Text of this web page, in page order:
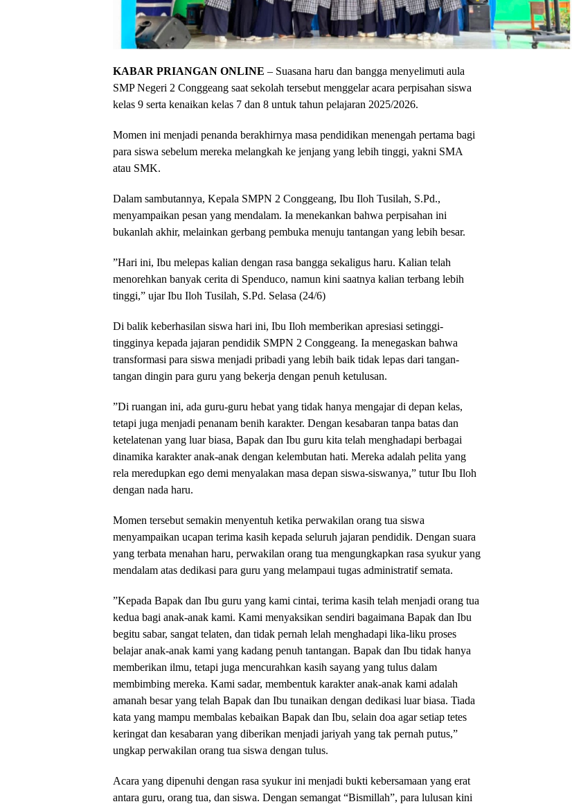
KABAR PRIANGAN ONLINE – Suasana haru dan bangga menyelimuti aula
SMP Negeri 2 Conggeang saat sekolah tersebut menggelar acara perpisahan siswa
kelas 9 serta kenaikan kelas 7 dan 8 untuk tahun pelajaran 2025/2026.
Momen ini menjadi penanda berakhirnya masa pendidikan menengah pertama bagi
para siswa sebelum mereka melangkah ke jenjang yang lebih tinggi, yakni SMA
atau SMK.
​Dalam sambutannya, Kepala SMPN 2 Conggeang, Ibu Iloh Tusilah, S.Pd.,
menyampaikan pesan yang mendalam. Ia menekankan bahwa perpisahan ini
bukanlah akhir, melainkan gerbang pembuka menuju tantangan yang lebih besar.
​”Hari ini, Ibu melepas kalian dengan rasa bangga sekaligus haru. Kalian telah
menorehkan banyak cerita di Spenduco, namun kini saatnya kalian terbang lebih
tinggi,” ujar Ibu Iloh Tusilah, S.Pd. Selasa (24/6)
​Di balik keberhasilan siswa hari ini, Ibu Iloh memberikan apresiasi setinggi-
tingginya kepada jajaran pendidik SMPN 2 Conggeang. Ia menegaskan bahwa
transformasi para siswa menjadi pribadi yang lebih baik tidak lepas dari tangan-
tangan dingin para guru yang bekerja dengan penuh ketulusan.
​”Di ruangan ini, ada guru-guru hebat yang tidak hanya mengajar di depan kelas,
tetapi juga menjadi penanam benih karakter. Dengan kesabaran tanpa batas dan
ketelatenan yang luar biasa, Bapak dan Ibu guru kita telah menghadapi berbagai
dinamika karakter anak-anak dengan kelembutan hati. Mereka adalah pelita yang
rela meredupkan ego demi menyalakan masa depan siswa-siswanya,” tutur Ibu Iloh
dengan nada haru.
​Momen tersebut semakin menyentuh ketika perwakilan orang tua siswa
menyampaikan ucapan terima kasih kepada seluruh jajaran pendidik. Dengan suara
yang terbata menahan haru, perwakilan orang tua mengungkapkan rasa syukur yang
mendalam atas dedikasi para guru yang melampaui tugas administratif semata.
​”Kepada Bapak dan Ibu guru yang kami cintai, terima kasih telah menjadi orang tua
kedua bagi anak-anak kami. Kami menyaksikan sendiri bagaimana Bapak dan Ibu
begitu sabar, sangat telaten, dan tidak pernah lelah menghadapi lika-liku proses
belajar anak-anak kami yang kadang penuh tantangan. Bapak dan Ibu tidak hanya
memberikan ilmu, tetapi juga mencurahkan kasih sayang yang tulus dalam
membimbing mereka. Kami sadar, membentuk karakter anak-anak kami adalah
amanah besar yang telah Bapak dan Ibu tunaikan dengan dedikasi luar biasa. Tiada
kata yang mampu membalas kebaikan Bapak dan Ibu, selain doa agar setiap tetes
keringat dan kesabaran yang diberikan menjadi jariyah yang tak pernah putus,”
ungkap perwakilan orang tua siswa dengan tulus.
​Acara yang dipenuhi dengan rasa syukur ini menjadi bukti kebersamaan yang erat
antara guru, orang tua, dan siswa. Dengan semangat “Bismillah”, para lulusan kini